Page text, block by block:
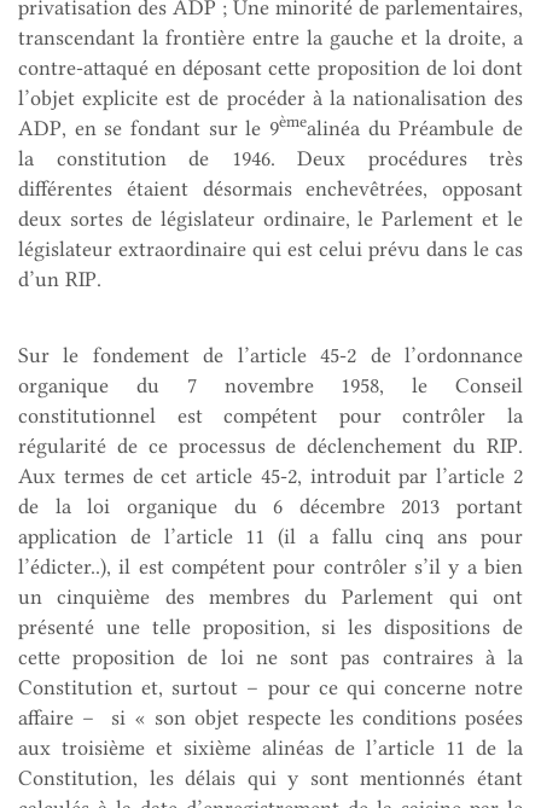
privatisation des ADP ; Une minorité de parlementaires,
transcendant la frontière entre la gauche et la droite, a
contre-attaqué en déposant cette proposition de loi dont
l’objet explicite est de procéder à la nationalisation des
ADP, en se fondant sur le 9èmealinéa du Préambule de
la constitution de 1946. Deux procédures très
différentes étaient désormais enchevêtrées, opposant
deux sortes de législateur ordinaire, le Parlement et le
législateur extraordinaire qui est celui prévu dans le cas
d’un RIP.
Sur le fondement de l’article 45-2 de l’ordonnance
organique du 7 novembre 1958, le Conseil
constitutionnel est compétent pour contrôler la
régularité de ce processus de déclenchement du RIP.
Aux termes de cet article 45-2, introduit par l’article 2
de la loi organique du 6 décembre 2013 portant
application de l’article 11 (il a fallu cinq ans pour
l’édicter..), il est compétent pour contrôler s’il y a bien
un cinquième des membres du Parlement qui ont
présenté une telle proposition, si les dispositions de
cette proposition de loi ne sont pas contraires à la
Constitution et, surtout – pour ce qui concerne notre
affaire – si « son objet respecte les conditions posées
aux troisième et sixième alinéas de l’article 11 de la
Constitution, les délais qui y sont mentionnés étant